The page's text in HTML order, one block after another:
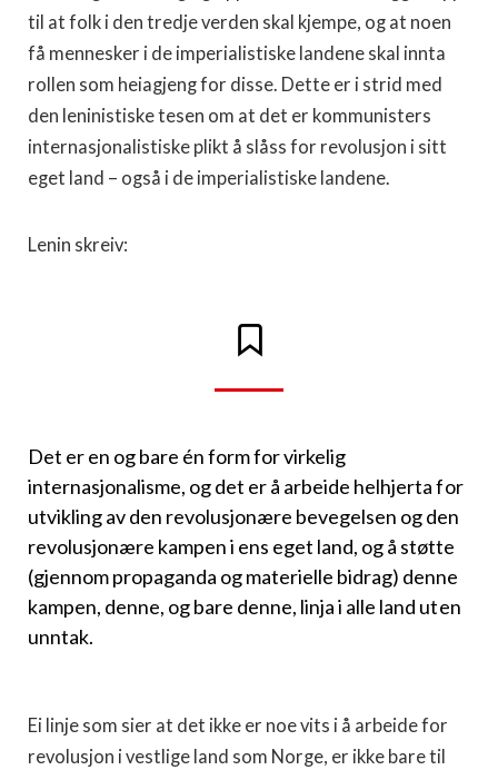
til at folk i den tredje verden skal kjempe, og at noen
få mennesker i de imperialistiske landene skal innta
rollen som heiagjeng for disse. Dette er i strid med
den leninistiske tesen om at det er kommunisters
internasjonalistiske plikt å slåss for revolusjon i sitt
eget land – også i de imperialistiske landene.
Lenin skreiv:
Det er en og bare én form for virkelig
internasjonalisme, og det er å arbeide helhjerta for
utvikling av den revolusjonære bevegelsen og den
revolusjonære kampen i ens eget land, og å støtte
(gjennom propaganda og materielle bidrag) denne
kampen, denne, og bare denne, linja i alle land uten
unntak.
Ei linje som sier at det ikke er noe vits i å arbeide for
revolusjon i vestlige land som Norge, er ikke bare til